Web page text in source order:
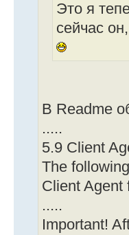
Это я
сейчас
В Readme
.....
5.9 Client
The
Client Agent
.....
Important!